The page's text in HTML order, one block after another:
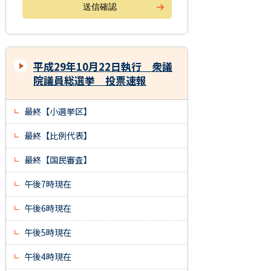
平成29年10月22日執行 衆議
院議員総選挙 投票速報
最終【小選挙区】
最終【比例代表】
最終【国民審査】
午後7時現在
午後6時現在
午後5時現在
午後4時現在